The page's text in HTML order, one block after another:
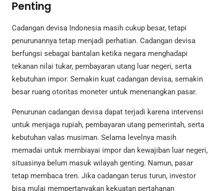
Penting
Cadangan devisa Indonesia masih cukup besar, tetapi
penurunannya tetap menjadi perhatian. Cadangan devisa
berfungsi sebagai bantalan ketika negara menghadapi
tekanan nilai tukar, pembayaran utang luar negeri, serta
kebutuhan impor. Semakin kuat cadangan devisa, semakin
besar ruang otoritas moneter untuk menenangkan pasar.
Penurunan cadangan devisa dapat terjadi karena intervensi
untuk menjaga rupiah, pembayaran utang pemerintah, serta
kebutuhan valas musiman. Selama levelnya masih
memadai untuk membiayai impor dan kewajiban luar negeri,
situasinya belum masuk wilayah genting. Namun, pasar
tetap membaca tren. Jika cadangan terus turun, investor
bisa mulai mempertanyakan kekuatan pertahanan